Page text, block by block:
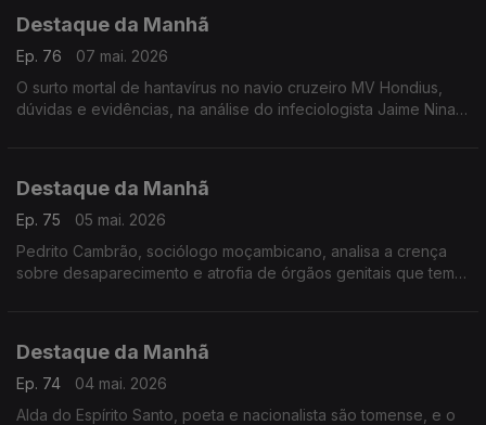
Destaque da Manhã
Ep. 76
07 mai. 2026
O surto mortal de hantavírus no navio cruzeiro MV Hondius,
dúvidas e evidências, na análise do infeciologista Jaime Nina,
Destaque da Manhã
Ep. 75
05 mai. 2026
Pedrito Cambrão, sociólogo moçambicano, analisa a crença
sobre desaparecimento e atrofia de órgãos genitais que tem
Destaque da Manhã
Ep. 74
04 mai. 2026
Alda do Espírito Santo, poeta e nacionalista são tomense, e o